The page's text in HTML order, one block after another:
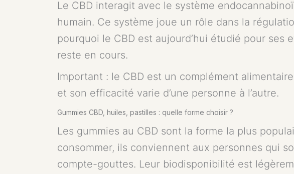
Le CBD interagit avec le système
humain. Ce système joue un rôle dans la
pourquoi le CBD est aujourd’hui étudié pour
reste en cours.
Important : le CBD est un complément
et son efficacité varie d’une personne à l’autre.
Gummies CBD, huiles, pastilles : quelle forme choisir ?
Les gummies au CBD sont la forme la plus
consommer, ils conviennent aux personnes qui
compte-gouttes. Leur biodisponibilité est